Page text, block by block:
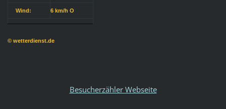
Wind: 6 km/h O
© wetterdienst.de
Besucherzähler Webseite